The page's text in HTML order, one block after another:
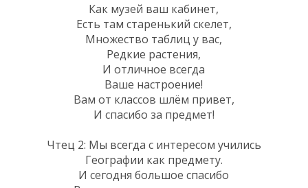
Как музей ваш кабинет,
Есть там старенький скелет,
Множество таблиц у вас,
Редкие растения,
И отличное всегда
Ваше настроение!
Вам от классов шлём привет,
И спасибо за предмет!
Чтец 2: Мы всегда с интересом учились
Географии как предмету.
И сегодня большое спасибо